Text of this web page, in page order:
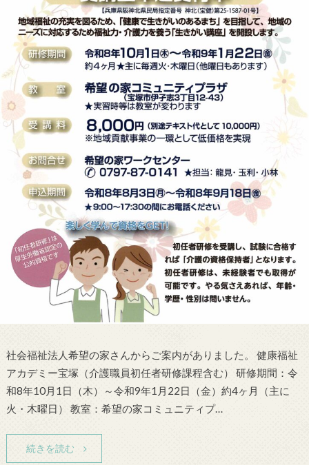
社会福祉法人希望の家さんからご案内がありました。 健康福祉
アカデミー宝塚（介護職員初任者研修課程含む） 研修期間：令
和8年10月1日（木）～令和9年1月22日（金）約4ヶ月（主に
火・木曜日） 教室：希望の家コミュニティプ…
続きを読む